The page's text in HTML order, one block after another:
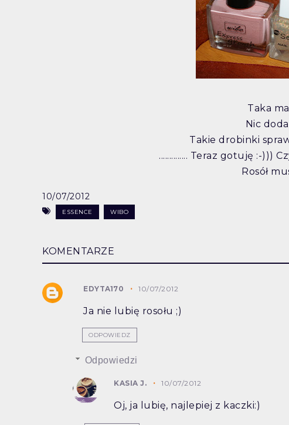
Taka
Nic
Takie drobinki
.............. Teraz gotuję :-)))
Rosół musi
10/07/2012
ESSENCE WIBO
KOMENTARZE
EDYTA170 10/07/2012
Ja nie lubię rosołu ;)
ODPOWIEDZ
Odpowiedzi
KASIA J. 10/07/2012
Oj, ja lubię, najlepiej z kaczki:)